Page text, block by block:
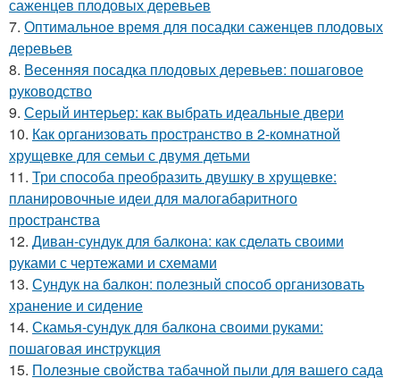
саженцев плодовых деревьев
7. Оптимальное время для посадки саженцев плодовых
деревьев
8. Весенняя посадка плодовых деревьев: пошаговое
руководство
9. Серый интерьер: как выбрать идеальные двери
10. Как организовать пространство в 2-комнатной
хрущевке для семьи с двумя детьми
11. Три способа преобразить двушку в хрущевке:
планировочные идеи для малогабаритного
пространства
12. Диван-сундук для балкона: как сделать своими
руками с чертежами и схемами
13. Сундук на балкон: полезный способ организовать
хранение и сидение
14. Скамья-сундук для балкона своими руками:
пошаговая инструкция
15. Полезные свойства табачной пыли для вашего сада